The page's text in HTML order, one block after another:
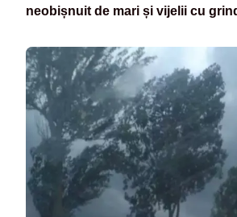
neobișnuit de mari și vijelii cu